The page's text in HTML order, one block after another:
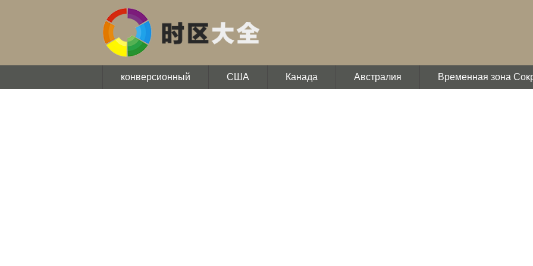
конверсионный США Канада Австралия Временная зона